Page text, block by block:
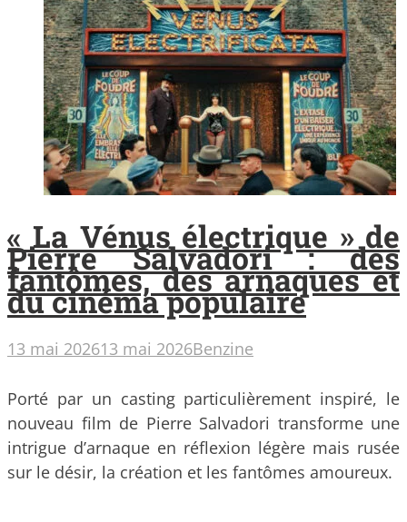
« La Vénus électrique » de
Pierre Salvadori : des
fantômes, des arnaques et
du cinéma populaire
13 mai 202613 mai 2026Benzine
Porté par un casting particulièrement inspiré, le
nouveau film de Pierre Salvadori transforme une
intrigue d’arnaque en réflexion légère mais rusée
sur le désir, la création et les fantômes amoureux.